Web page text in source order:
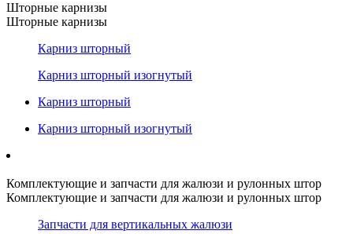
Шторные карнизы
Шторные карнизы
Карниз шторный
Карниз шторный изогнутый
Карниз шторный
Карниз шторный изогнутый
Комплектующие и запчасти для жалюзи и рулонных штор
Комплектующие и запчасти для жалюзи и рулонных штор
Запчасти для вертикальных жалюзи